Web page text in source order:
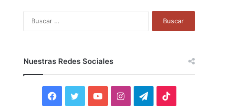
Nuestras Redes Sociales
F
Y
I
T